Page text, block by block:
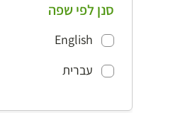
סנן לפי שפה
English
עברית